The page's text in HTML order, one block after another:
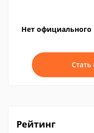
Нет официального
Стать
Рейтинг